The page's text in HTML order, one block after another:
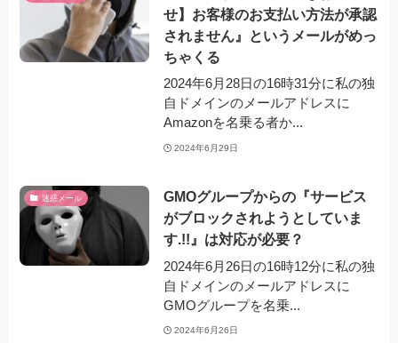
せ】お客様のお支払い方法が承認
されません』というメールがめっ
ちゃくる
2024年6月28日の16時31分に私の独
自ドメインのメールアドレスに
Amazonを名乗る者か...
2024年6月29日
迷惑メール
GMOグループからの『サービス
がブロックされようとしていま
す.!!』は対応が必要？
2024年6月26日の16時12分に私の独
自ドメインのメールアドレスに
GMOグループを名乗...
2024年6月26日